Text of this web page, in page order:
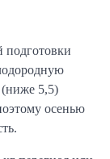
подготовки
(ниже 5,5)
осенью